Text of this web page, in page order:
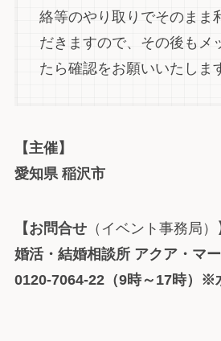
絡等のやり取りでそのまま
だきますので、その後もメ
たら確認をお願いいたしま
【主催】
愛知県 稲沢市
【お問合せ（イベント事務局）
婚活・結婚相談所 アクア・マ
0120-7064-22（9時～17時）※